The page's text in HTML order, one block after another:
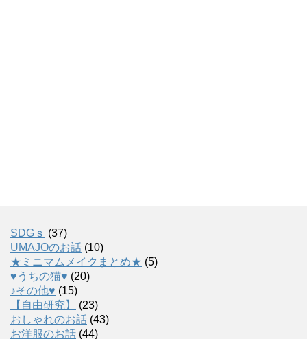
SDGｓ (37)
UMAJOのお話 (10)
★ミニマムメイクまとめ★ (5)
♥うちの猫♥ (20)
♪その他♥ (15)
【自由研究】
(23)
おしゃれのお話 (43)
お洋服のお話 (44)